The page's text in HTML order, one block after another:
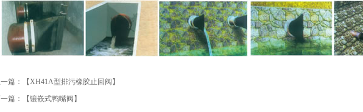
篇：【XH41A型排污橡胶止回阀 】
篇：【镶嵌式鸭嘴阀 】